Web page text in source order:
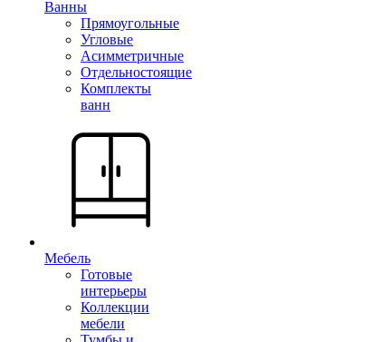
Ванны
Прямоугольные
Угловые
Асимметричные
Отдельностоящие
Комплекты
ванн
Мебель
Готовые
интерьеры
Коллекции
мебели